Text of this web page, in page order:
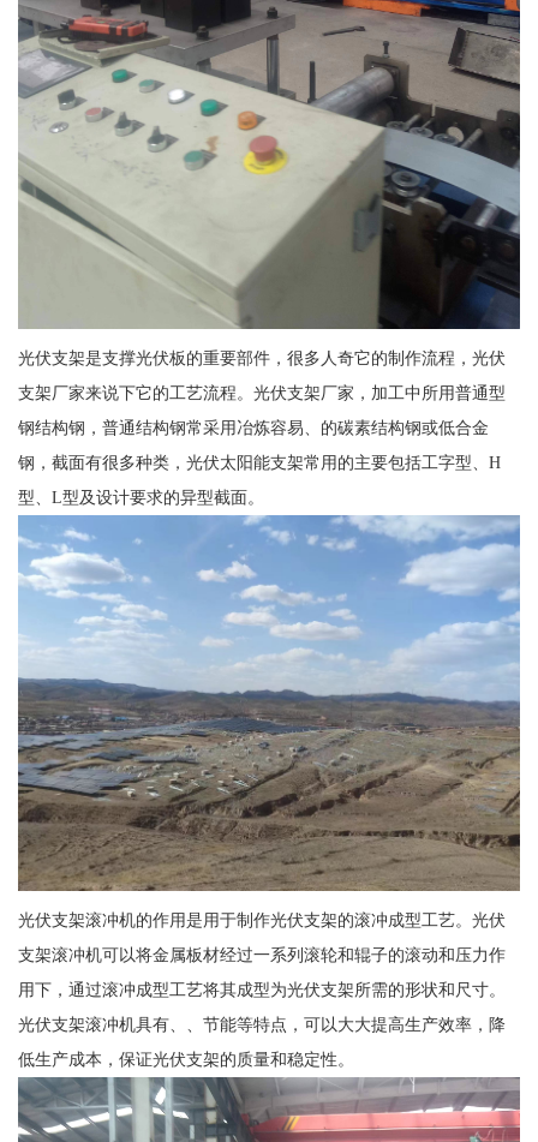
光伏支架是支撑光伏板的重要部件，很多人奇它的制作流程，光伏
支架厂家来说下它的工艺流程。光伏支架厂家，加工中所用普通型
钢结构钢，普通结构钢常采用冶炼容易、的碳素结构钢或低合金
钢，截面有很多种类，光伏太阳能支架常用的主要包括工字型、H
型、L型及设计要求的异型截面。
光伏支架滚冲机的作用是用于制作光伏支架的滚冲成型工艺。光伏
支架滚冲机可以将金属板材经过一系列滚轮和辊子的滚动和压力作
用下，通过滚冲成型工艺将其成型为光伏支架所需的形状和尺寸。
光伏支架滚冲机具有、、节能等特点，可以大大提高生产效率，降
低生产成本，保证光伏支架的质量和稳定性。